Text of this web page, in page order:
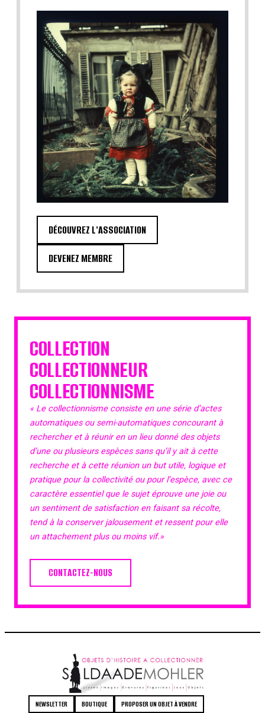
DÉCOUVREZ L'ASSOCIATION
DEVENEZ MEMBRE
COLLECTION
COLLECTIONNEUR
COLLECTIONNISME
« Le collectionnisme consiste en une série d’actes
automatiques ou semi-automatiques concourant à
rechercher et à réunir en un lieu donné des objets
d’une ou plusieurs espèces sans qu’il y ait à cette
recherche et à cette réunion un but utile, logique et
pratique pour la collectivité ou pour l’espèce, avec ce
caractère essentiel que le sujet éprouve une joie ou
un sentiment de satisfaction en faisant sa récolte,
tend à la conserver jalousement et ressent pour elle
un attachement plus ou moins vif.»
CONTACTEZ-NOUS
NEWSLETTER BOUTIQUE PROPOSER UN OBJET À VENDRE